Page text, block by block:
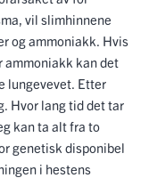
vil slimhinnene
og ammoniakk. Hvis
ammoniakk kan det
lungevevet. Etter
Hvor lang tid det tar
kan ta alt fra to
genetisk disponibel
i hestens